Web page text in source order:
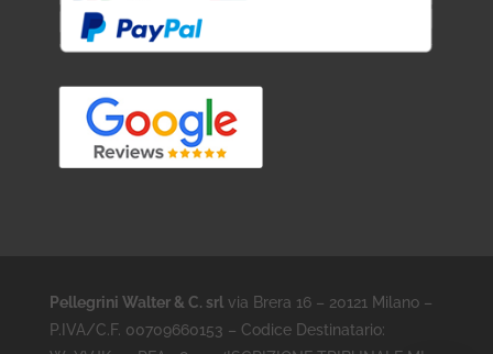
Pellegrini Walter & C. srlvia Brera 16 – 20121 Milano –
P.IVA/C.F. 00709660153 – Codice Destinatario: